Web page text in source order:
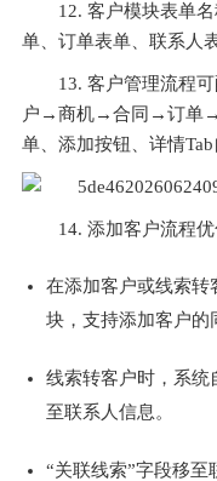
12. 客户模块表单
单、订单表单、联系人
13. 客户管理流程
户→商机→合同→订单→
单、添加按钮、详情Tab
14. 添加客户流程
在添加客户或线索转
块，支持添加客户的
线索转客户时，系统
至联系人信息。
“关联线索”字段移至